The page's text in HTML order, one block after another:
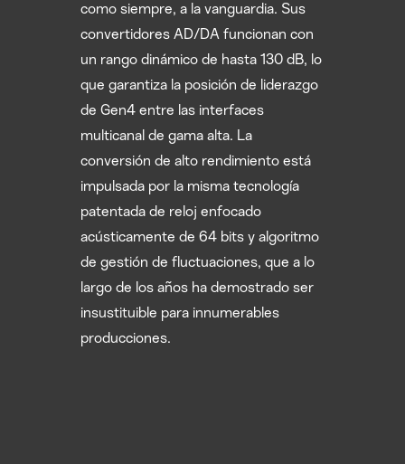
como siempre, a la vanguardia. Sus
convertidores AD/DA funcionan con
un rango dinámico de hasta 130 dB, lo
que garantiza la posición de liderazgo
de Gen4 entre las interfaces
multicanal de gama alta. La
conversión de alto rendimiento está
impulsada por la misma tecnología
patentada de reloj enfocado
acústicamente de 64 bits y algoritmo
de gestión de fluctuaciones, que a lo
largo de los años ha demostrado ser
insustituible para innumerables
producciones.